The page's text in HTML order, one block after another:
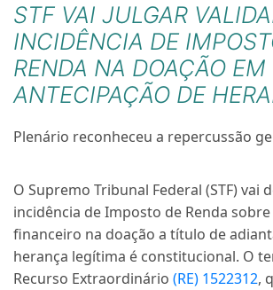
STF VAI JULGAR
INCIDÊNCIA DE
RENDA NA DOAÇÃO EM
ANTECIPAÇÃO DE
Plenário reconheceu a repercussão
O Supremo Tribunal Federal (STF) vai
incidência de Imposto de Renda
financeiro na doação a título de
herança legítima é constitucional. O
Recurso Extraordinário (RE) 1522312,